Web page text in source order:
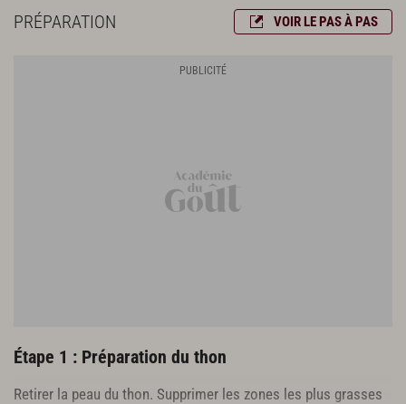
PRÉPARATION VOIR LE PAS À PAS
Étape 1 : Préparation du thon
Retirer la peau du thon. Supprimer les zones les plus grasses